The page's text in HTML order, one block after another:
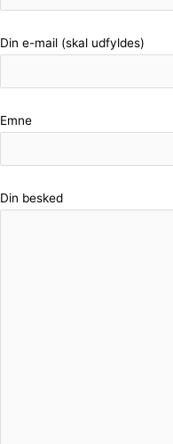
Din e-mail (skal udfyldes)
Emne
Din besked